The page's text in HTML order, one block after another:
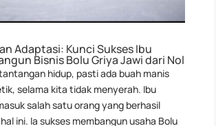
Adaptasi: Kunci Sukses Ibu
Bisnis Bolu Griya Jawi dari Nol
hidup, pasti ada buah manis
selama kita tidak menyerah. Ibu
salah satu orang yang berhasil
ini. Ia sukses membangun usaha Bolu